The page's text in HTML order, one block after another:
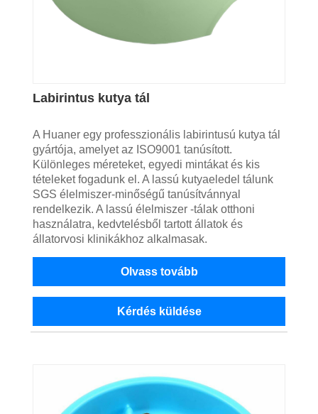
Labirintus kutya tál
A Huaner egy professzionális labirintusú kutya tál
gyártója, amelyet az ISO9001 tanúsított.
Különleges méreteket, egyedi mintákat és kis
tételeket fogadunk el. A lassú kutyaeledel tálunk
SGS élelmiszer-minőségű tanúsítvánnyal
rendelkezik. A lassú élelmiszer -tálak otthoni
használatra, kedvtelésből tartott állatok és
állatorvosi klinikákhoz alkalmasak.
Olvass tovább
Kérdés küldése